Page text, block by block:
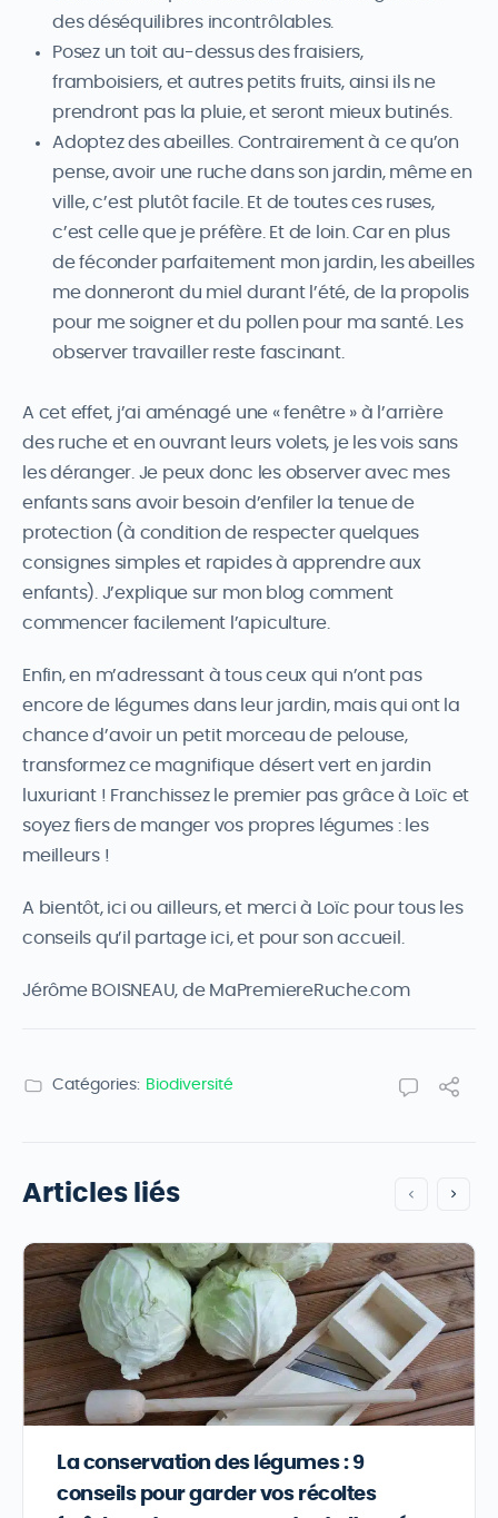
des déséquilibres incontrôlables.
Posez un toit au-dessus des fraisiers,
framboisiers, et autres petits fruits, ainsi ils ne
prendront pas la pluie, et seront mieux butinés.
Adoptez des abeilles. Contrairement à ce qu’on
pense, avoir une ruche dans son jardin, même en
ville, c’est plutôt facile. Et de toutes ces ruses,
c’est celle que je préfère. Et de loin. Car en plus
de féconder parfaitement mon jardin, les abeilles
me donneront du miel durant l’été, de la propolis
pour me soigner et du pollen pour ma santé. Les
observer travailler reste fascinant.
A cet effet, j’ai aménagé une « fenêtre » à l’arrière
des ruche et en ouvrant leurs volets, je les vois sans
les déranger. Je peux donc les observer avec mes
enfants sans avoir besoin d’enfiler la tenue de
protection (à condition de respecter quelques
consignes simples et rapides à apprendre aux
enfants). J’explique sur mon blog comment
commencer facilement l’apiculture.
Enfin, en m’adressant à tous ceux qui n’ont pas
encore de légumes dans leur jardin, mais qui ont la
chance d’avoir un petit morceau de pelouse,
transformez ce magnifique désert vert en jardin
luxuriant ! Franchissez le premier pas grâce à Loïc et
soyez fiers de manger vos propres légumes : les
meilleurs !
A bientôt, ici ou ailleurs, et merci à Loïc pour tous les
conseils qu’il partage ici, et pour son accueil.
Jérôme BOISNEAU, de MaPremiereRuche.com
Catégories: Biodiversité
Articles liés
La conservation des légumes : 9
conseils pour garder vos récoltes